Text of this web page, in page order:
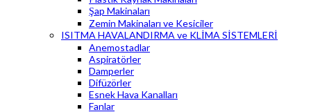
Şap Makinaları
Zemin Makinaları ve Kesiciler
ISITMA HAVALANDIRMA ve KLİMA SİSTEMLERİ
Anemostadlar
Aspiratörler
Damperler
Difüzörler
Esnek Hava Kanalları
Fanlar